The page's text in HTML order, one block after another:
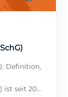
Definition,
seit 2023